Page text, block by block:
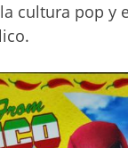
cultura pop y